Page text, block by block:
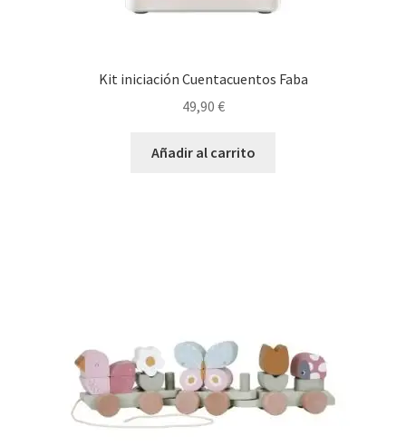
Kit iniciación Cuentacuentos Faba
49,90 €
Añadir al carrito